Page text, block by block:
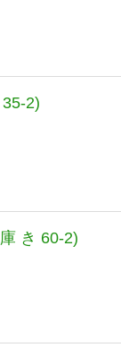
2)
き 60-2)